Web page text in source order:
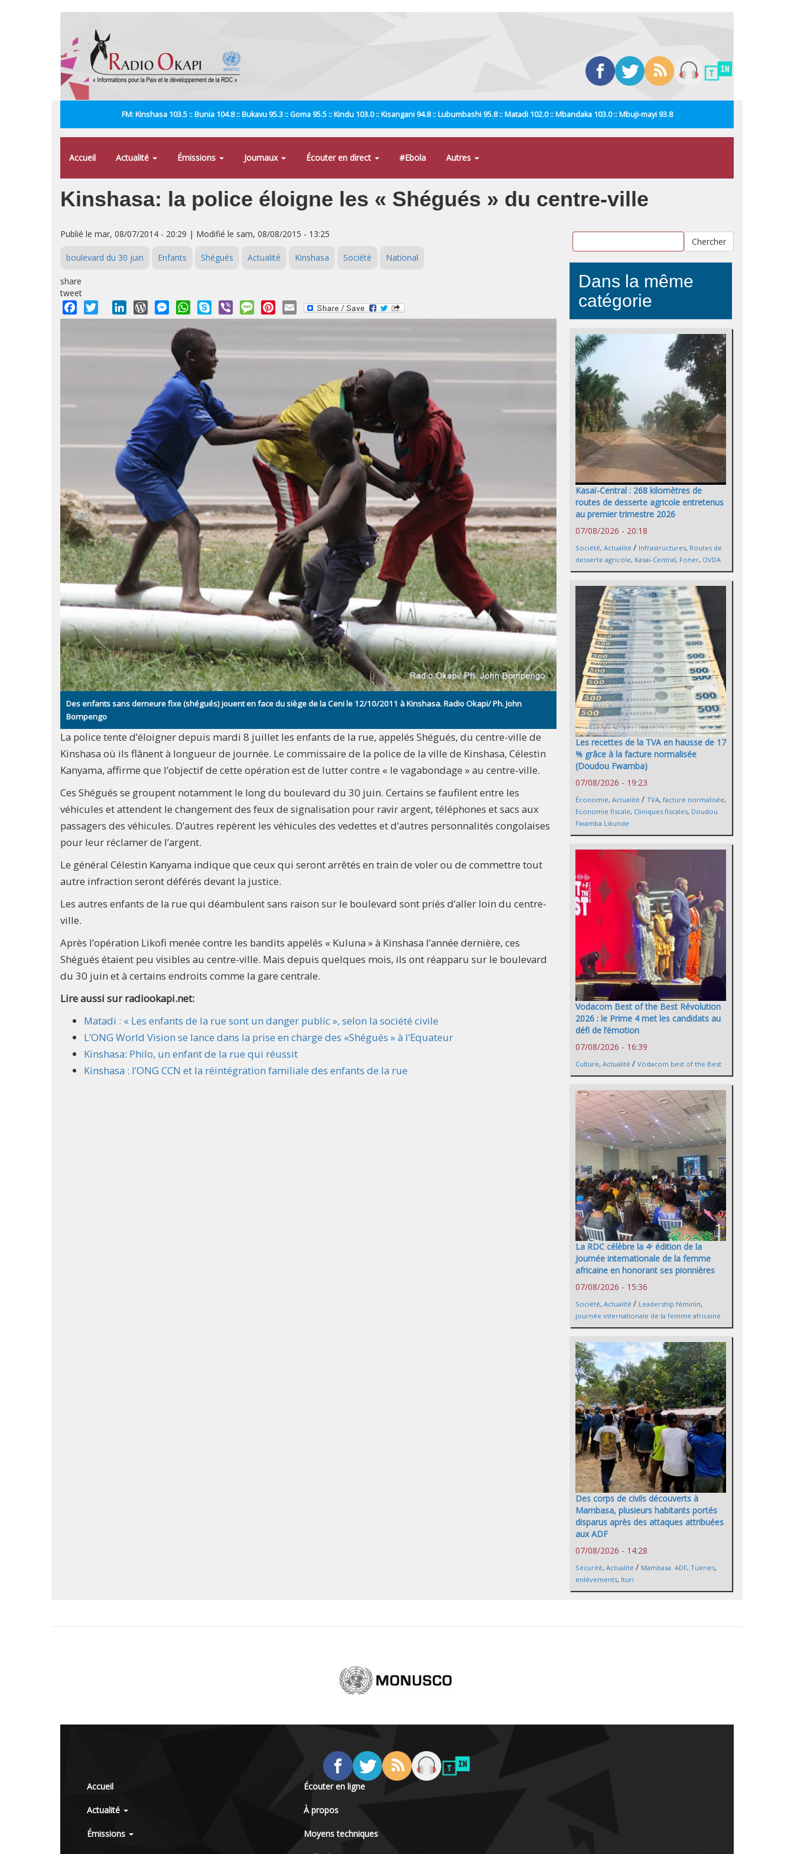
FM: Kinshasa 103.5 :: Bunia 104.8 :: Bukavu 95.3 :: Goma 95.5 :: Kindu 103.0 :: Kisangani 94.8 :: Lubumbashi 95.8 :: Matadi 102.0 :: Mbandaka 103.0 :: Mbuji-mayi 93.8
Accueil Actualité Émissions Journaux Écouter en direct #Ebola Autres
Kinshasa: la police éloigne les « Shégués » du centre-ville
Publié le mar, 08/07/2014 - 20:29 | Modifié le sam, 08/08/2015 - 13:25
boulevard du 30 juin Enfants Shégués Actualité Kinshasa Société National
share
tweet
Facebook
Twitter LinkedInWordPressMessengerWhatsApp
Skype Viber MessagePinterest
Email
Des enfants sans demeure fixe (shégués) jouent en face du siège de la Ceni le 12/10/2011 à Kinshasa. Radio Okapi/ Ph. John
Bompengo
La police tente d’éloigner depuis mardi 8 juillet les enfants de la rue, appelés Shégués, du centre-ville de
Kinshasa où ils flânent à longueur de journée. Le commissaire de la police de la ville de Kinshasa, Célestin
Kanyama, affirme que l’objectif de cette opération est de lutter contre « le vagabondage » au centre-ville.
Ces Shégués se groupent notamment le long du boulevard du 30 juin. Certains se faufilent entre les
véhicules et attendent le changement des feux de signalisation pour ravir argent, téléphones et sacs aux
passagers des véhicules. D’autres repèrent les véhicules des vedettes et d’autres personnalités congolaises
pour leur réclamer de l’argent.
Le général Célestin Kanyama indique que ceux qui seront arrêtés en train de voler ou de commettre tout
autre infraction seront déférés devant la justice.
Les autres enfants de la rue qui déambulent sans raison sur le boulevard sont priés d’aller loin du centre-
ville.
Après l’opération Likofi menée contre les bandits appelés « Kuluna » à Kinshasa l’année dernière, ces
Shégués étaient peu visibles au centre-ville. Mais depuis quelques mois, ils ont réapparu sur le boulevard
du 30 juin et à certains endroits comme la gare centrale.
Lire aussi sur radiookapi.net:
Matadi : « Les enfants de la rue sont un danger public », selon la société civile
L’ONG World Vision se lance dans la prise en charge des «Shégués » à l’Equateur
Kinshasa: Philo, un enfant de la rue qui réussit
Kinshasa : l’ONG CCN et la réintégration familiale des enfants de la rue
Chercher
Dans la même
catégorie
Kasaï-Central : 268 kilomètres de
routes de desserte agricole entretenus
au premier trimestre 2026
07/08/2026 - 20:18
Société, Actualité / Infrastructures, Routes de
desserte agricole, Kasai-Central, Foner, OVDA
Les recettes de la TVA en hausse de 17
% grâce à la facture normalisée
(Doudou Fwamba)
07/08/2026 - 19:23
Économie, Actualité / TVA, facture normalisée,
Economie fiscale, Cliniques fiscales, Doudou
Fwamba Likunde
Vodacom Best of the Best Révolution
2026 : le Prime 4 met les candidats au
défi de l’émotion
07/08/2026 - 16:39
Culture, Actualité / Vodacom best of the Best
La RDC célèbre la 4ᵉ édition de la
Journée internationale de la femme
africaine en honorant ses pionnières
07/08/2026 - 15:36
Société, Actualité / Leadership féminin,
journée internationale de la femme africaine
Des corps de civils découverts à
Mambasa, plusieurs habitants portés
disparus après des attaques attribuées
aux ADF
07/08/2026 - 14:28
Sécurité, Actualité / Mambasa. ADF, Tueries,
enlèvements, Ituri
Accueil
Actualité
Émissions
Écouter en ligne
À propos
Moyens techniques